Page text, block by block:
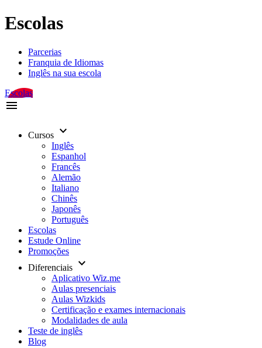
Escolas
Parcerias
Franquia de Idiomas
Inglês na sua escola
Escolas
menu
Cursos keyboard_arrow_down
Inglês
Espanhol
Francês
Alemão
Italiano
Chinês
Japonês
Português
Escolas
Estude Online
Promoções
Diferenciais keyboard_arrow_down
Aplicativo Wiz.me
Aulas presenciais
Aulas Wizkids
Certificação e exames internacionais
Modalidades de aula
Teste de inglês
Blog